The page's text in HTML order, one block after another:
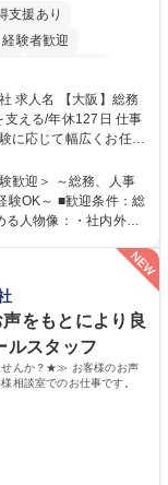
支援あり
経験者歓迎
あり 食事補助あり
る/年休127日 仕事
に応じて幅広くお任せ
事務所勤務ですが、
帰り・宿泊を伴う国内
助け合いながら、総
ラを支える/年休127日
歓迎＞ ～総務、人事
験OK～ ■歓迎条件：総
域に興味がありゼネラ
をもとにより良
ルスタッフ
せんか？★≫ お客様のお声
相談室でのお仕事です。